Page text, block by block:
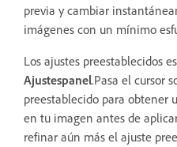
previa y cambiar
imágenes con un mínimo
Los ajustes preestablecidos
Ajustespanel.Pasa el cursor
preestablecido para obtener
en tu imagen antes de
refinar aún más el ajuste